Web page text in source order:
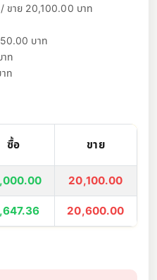
ขาย 20,100.00 บาท
บาท
ท
ท
ซื้อ ขาย
20,100.00
20,600.00